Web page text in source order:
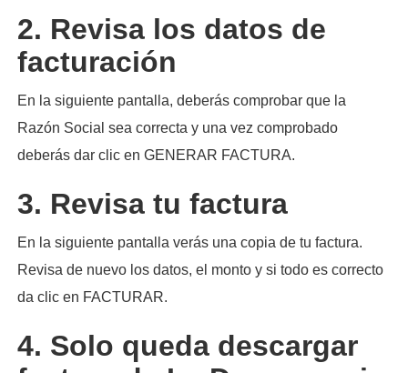
2. Revisa los datos de
facturación
En la siguiente pantalla, deberás comprobar que la
Razón Social sea correcta y una vez comprobado
deberás dar clic en GENERAR FACTURA.
3. Revisa tu factura
En la siguiente pantalla verás una copia de tu factura.
Revisa de nuevo los datos, el monto y si todo es correcto
da clic en FACTURAR.
4. Solo queda descargar